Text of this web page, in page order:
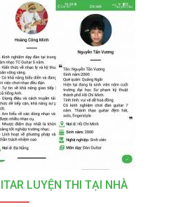
LUYỆN THI TẠI NHÀ